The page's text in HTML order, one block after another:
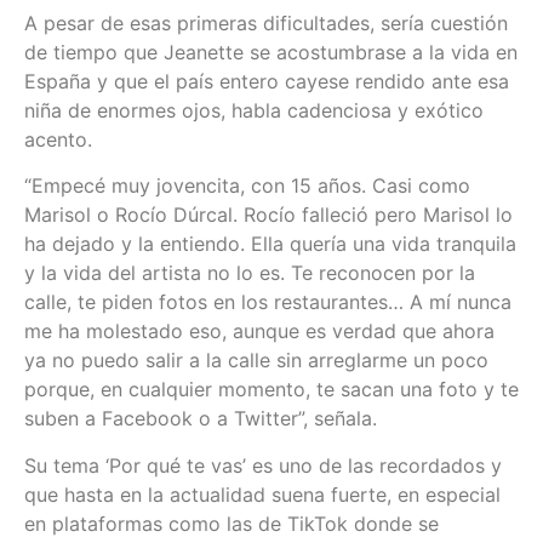
A pesar de esas primeras dificultades, sería cuestión
de tiempo que Jeanette se acostumbrase a la vida en
España y que el país entero cayese rendido ante esa
niña de enormes ojos, habla cadenciosa y exótico
acento.
“Empecé muy jovencita, con 15 años. Casi como
Marisol o Rocío Dúrcal. Rocío falleció pero Marisol lo
ha dejado y la entiendo. Ella quería una vida tranquila
y la vida del artista no lo es. Te reconocen por la
calle, te piden fotos en los restaurantes… A mí nunca
me ha molestado eso, aunque es verdad que ahora
ya no puedo salir a la calle sin arreglarme un poco
porque, en cualquier momento, te sacan una foto y te
suben a Facebook o a Twitter”, señala.
Su tema ‘Por qué te vas’ es uno de las recordados y
que hasta en la actualidad suena fuerte, en especial
en plataformas como las de TikTok donde se